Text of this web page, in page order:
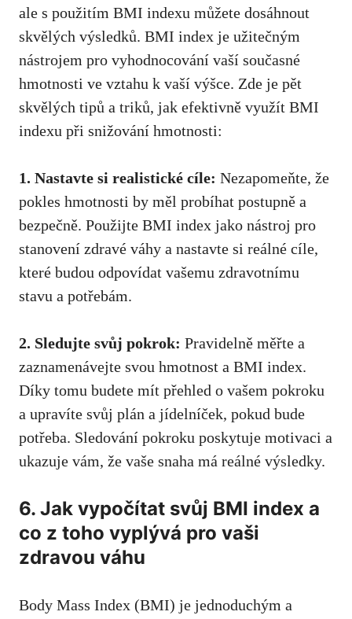
ale s‌ použitím BMI indexu můžete dosáhnout
⁢skvělých​ výsledků. BMI index je užitečným
nástrojem pro vyhodnocování vaší ‌současné
hmotnosti ve vztahu k vaší výšce. Zde je pět
‍skvělých tipů a triků, jak efektivně využít BMI
indexu při snižování hmotnosti:
1. ⁢Nastavte si realistické cíle: Nezapomeňte, že
pokles hmotnosti by měl probíhat postupně a
bezpečně. Použijte⁤ BMI index jako nástroj pro
stanovení‍ zdravé váhy a nastavte si reálné cíle,
které‍ budou ‍odpovídat vašemu zdravotnímu
stavu a potřebám.
2. Sledujte svůj pokrok: Pravidelně měřte a
zaznamenávejte svou hmotnost a BMI index.
Díky tomu budete mít přehled o vašem pokroku
a upravíte svůj plán a jídelníček,​ pokud bude
potřeba. Sledování ⁣pokroku⁣ poskytuje motivaci a‌
ukazuje vám, že vaše snaha​ má reálné ​výsledky.
6. Jak vypočítat svůj BMI⁤ index a
co z toho​ vyplývá​ pro vaši
zdravou váhu
Body Mass Index (BMI) je jednoduchým a